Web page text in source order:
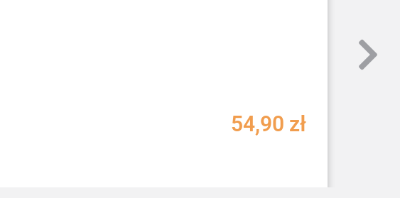
54,90 zł